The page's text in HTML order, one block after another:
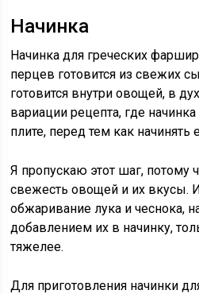
Начинка
Начинка для греческих
перцев готовится из свежих
готовится внутри овощей, в
вариации рецепта, где начинка
плите, перед тем как
Я пропускаю этот шаг, потому
свежесть овощей и их вкусы.
обжаривание лука и чеснока,
добавлением их в начинку,
тяжелее.
Для приготовления начинки